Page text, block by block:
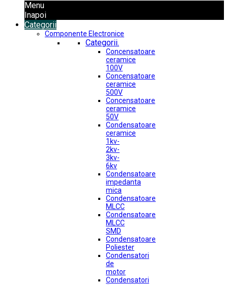
Menu
Inapoi
Categorii
Componente Electronice
Categorii.
Concensatoare
ceramice
100V
Concensatoare
ceramice
500V
Concensatoare
ceramice
50V
Condensatoare
ceramice
1kv-
2kv-
3kv-
6kv
Condensatoare
impedanta
mica
Condensatoare
MLCC
Condensatoare
MLCC
SMD
Condensatoare
Poliester
Condensatori
de
motor
Condensatori